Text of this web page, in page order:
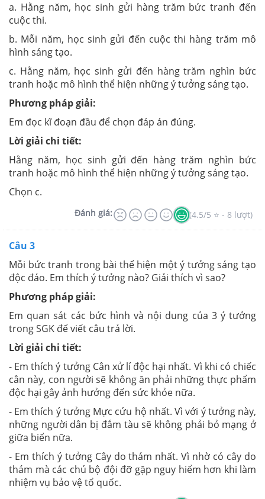
a. Hằng năm, học sinh gửi hàng trăm bức tranh đến
cuộc thi.
b. Mỗi năm, học sinh gửi đến cuộc thi hàng trăm mô
hình sáng tạo.
c. Hằng năm, học sinh gửi đến hàng trăm nghìn bức
tranh hoặc mô hình thể hiện những ý tưởng sáng tạo.
Phương pháp giải:
Em đọc kĩ đoạn đầu để chọn đáp án đúng.
Lời giải chi tiết:
Hằng năm, học sinh gửi đến hàng trăm nghìn bức
tranh hoặc mô hình thể hiện những ý tưởng sáng tạo.
Chọn c.
Đánh giá: (4.5/5 ⭐ - 8 lượt)
Câu 3
Mỗi bức tranh trong bài thể hiện một ý tưởng sáng tạo
độc đáo. Em thích ý tưởng nào? Giải thích vì sao?
Phương pháp giải:
Em quan sát các bức hình và nội dung của 3 ý tưởng
trong SGK để viết câu trả lời.
Lời giải chi tiết:
- Em thích ý tưởng Cân xử lí độc hại nhất. Vì khi có chiếc
cân này, con người sẽ không ăn phải những thực phẩm
độc hại gây ảnh hưởng đến sức khỏe nữa.
- Em thích ý tưởng Mực cứu hộ nhất. Vì với ý tưởng này,
những người dân bị đắm tàu sẽ không phải bỏ mạng ở
giữa biển nữa.
- Em thích ý tưởng Cây do thám nhất. Vì nhờ có cây do
thám mà các chú bộ đội đỡ gặp nguy hiểm hơn khi làm
nhiệm vụ bảo vệ tổ quốc.